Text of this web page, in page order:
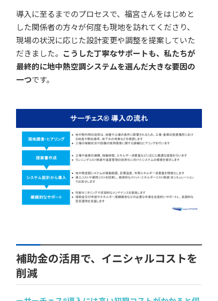
導入に至るまでのプロセスで、福宮さんをはじめと
した関係者の方々が何度も現地を訪れてくださり、
現場の状況に応じた設計変更や調整を提案していた
だきました。 こうした丁寧なサポートも、私たちが
最終的に地中熱空調システムを選んだ大きな要因の
一つです。
補助金の活用で、イニシャルコストを
削減